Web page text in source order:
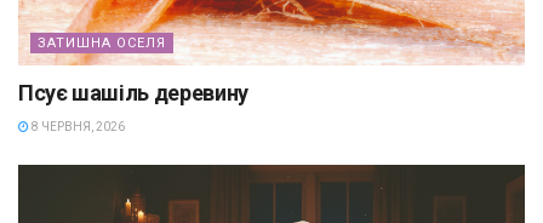
ЗАТИШНА ОСЕЛЯ
Псує шашіль деревину
8 ЧЕРВНЯ, 2026